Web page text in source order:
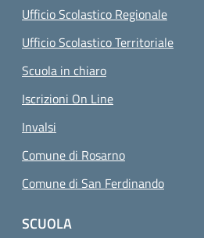
Ufficio Scolastico Regionale
Ufficio Scolastico Territoriale
Scuola in chiaro
Iscrizioni On Line
Invalsi
Comune di Rosarno
Comune di San Ferdinando
SCUOLA